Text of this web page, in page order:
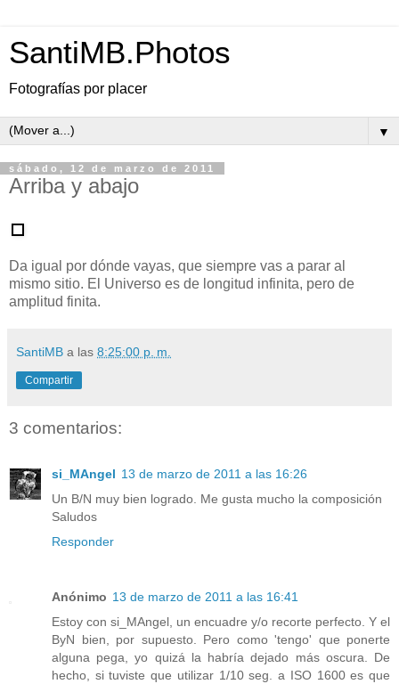
SantiMB.Photos
Fotografías por placer
▼
sábado, 12 de marzo de 2011
Arriba y abajo
Da igual por dónde vayas, que siempre vas a parar al
mismo sitio. El Universo es de longitud infinita, pero de
amplitud finita.
SantiMB a las 8:25:00 p. m.
Compartir
3 comentarios:
si_MAngel 13 de marzo de 2011 a las 16:26
Un B/N muy bien logrado. Me gusta mucho la composición
Saludos
Responder
Anónimo 13 de marzo de 2011 a las 16:41
Estoy con si_MAngel, un encuadre y/o recorte perfecto. Y el
ByN bien, por supuesto. Pero como 'tengo' que ponerte
alguna pega, yo quizá la habría dejado más oscura. De
hecho, si tuviste que utilizar 1/10 seg. a ISO 1600 es que